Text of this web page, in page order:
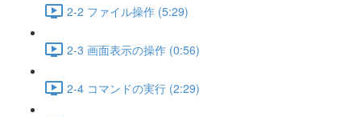
2-2 ファイル操作 (5:29)
2-3 画面表示の操作 (0:56)
2-4 コマンドの実行 (2:29)